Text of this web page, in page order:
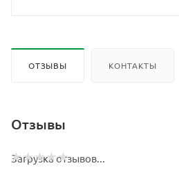
ОТЗЫВЫ КОНТАКТЫ
Отзывы
Загрузка отзывов...